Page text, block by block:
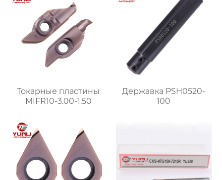
Токарные пластины
MIFR10-3.00-1.50
Державка PSH0520-
100